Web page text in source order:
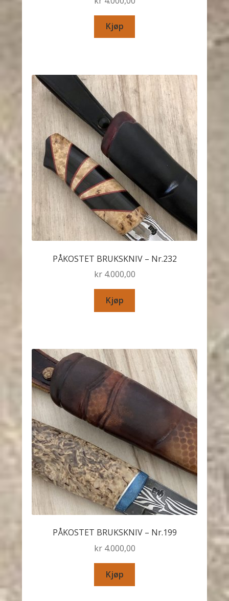
Kjøp
PÅKOSTET BRUKSKNIV – Nr.232
kr4.000,00
Kjøp
PÅKOSTET BRUKSKNIV – Nr.199
kr4.000,00
Kjøp